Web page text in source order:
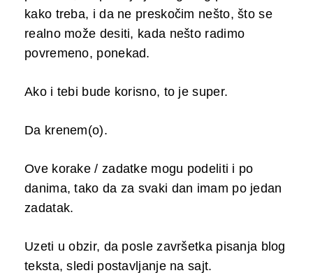
kako treba, i da ne preskočim nešto, što se
realno može desiti, kada nešto radimo
povremeno, ponekad.
Ako i tebi bude korisno, to je super.
Da krenem(o).
Ove korake / zadatke mogu podeliti i po
danima, tako da za svaki dan imam po jedan
zadatak.
Uzeti u obzir, da posle završetka pisanja blog
teksta, sledi postavljanje na sajt.